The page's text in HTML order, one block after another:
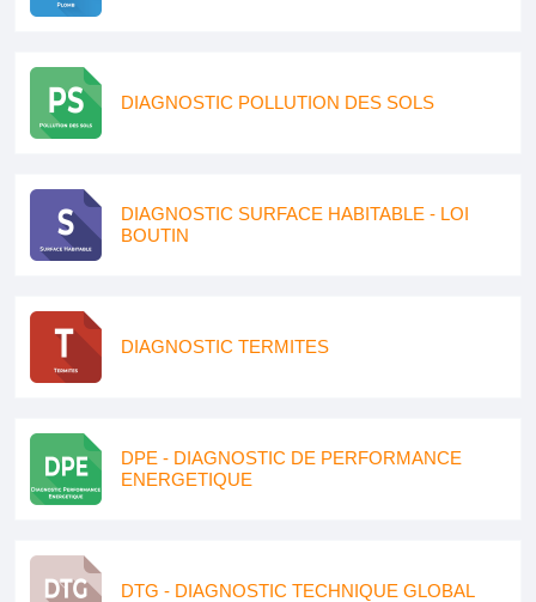
DIAGNOSTIC POLLUTION DES SOLS
DIAGNOSTIC SURFACE HABITABLE - LOI
BOUTIN
DIAGNOSTIC TERMITES
DPE - DIAGNOSTIC DE PERFORMANCE
ENERGETIQUE
DTG - DIAGNOSTIC TECHNIQUE GLOBAL